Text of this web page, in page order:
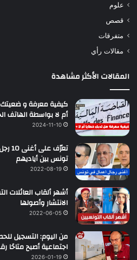
علوم
قصص
متفرقات
مقالات رأي
المقالات الأكثر مشاهدة
كيفية معرفة و ضعيتك
أم لا بواسطة الهاتف
2024-11-10
تونس بين أياديهم
2022-08-19
أشهر ألقاب العائلات
الانتشار وأصولها
2022-06-05
من اليوم: التسجيل
اجتماعية أصبح متاحًا
2026-01-19